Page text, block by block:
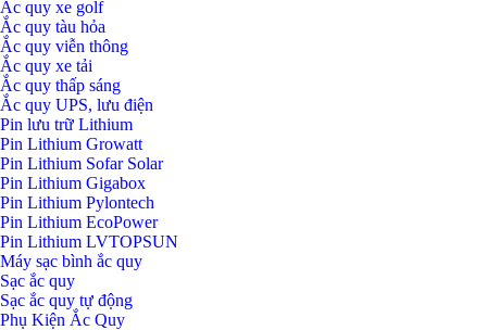
Ắc quy xe golf
Ắc quy tàu hỏa
Ắc quy viễn thông
Ắc quy xe tải
Ắc quy thấp sáng
Ắc quy UPS, lưu điện
Pin lưu trữ Lithium
Pin Lithium Growatt
Pin Lithium Sofar Solar
Pin Lithium Gigabox
Pin Lithium Pylontech
Pin Lithium EcoPower
Pin Lithium LVTOPSUN
Máy sạc bình ắc quy
Sạc ắc quy
Sạc ắc quy tự động
Phụ Kiện Ắc Quy